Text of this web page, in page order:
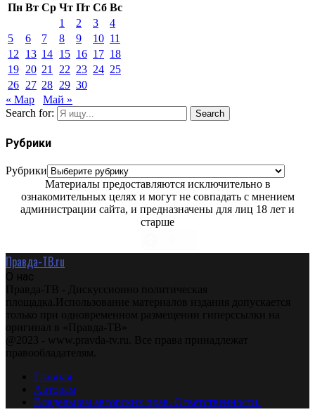
Пн Вт Ср Чт Пт Сб Вс
1
2 3
4
5
6 7 8 9 10 11
12
13 14 15 16 17 18
19 20 21 22 23 24 25
26 27 28 29 30
« Мар
Май »
Search for:
Search
Рубрики
Рубрики
Материалы предоставляются исключительно в
ознакомительных целях и могут не совпадать с мнением
администрации сайта, и предназначены для лиц 18 лет и
старше
Правда-ТВ.ru
О нас
Правда-ТВ - Дискуссионно политическая
площадка.Использование материалов издания допускается
только при одновременном размещении гиперссылки на
оригинал в «Правда-ТВ»
@2023 - www.pravda-tv.ru. Все права принадлежат
правообладателям.
Главная
Авторам
Владельцам авторских прав. Ответственности.